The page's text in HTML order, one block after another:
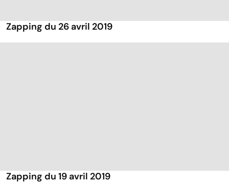
Zapping du 26 avril 2019
Zapping du 19 avril 2019